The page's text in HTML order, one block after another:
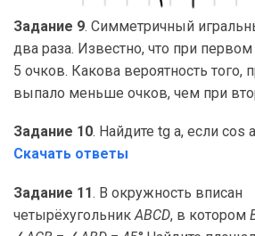
Задание 9. Симметричный
два раза. Известно, что при
5 очков. Какова вероятность того,
выпало меньше очков, чем при
Задание 10. Найдите tg a, если cos
Скачать ответы
Задание 11. В окружность вписан
четырёхугольникABCD, в котором